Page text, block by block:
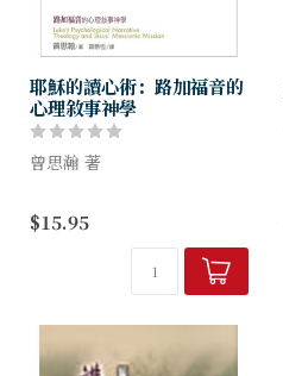
耶穌的讀心術：路加福音的
心理敘事神學
曾思瀚 著
因為某些緣故而戴上虛假的面
具，企圖遮掩曖昧難測的心思
意念，是不為人知、甚至連自
己也沒有意識到的內心小劇
$15.95